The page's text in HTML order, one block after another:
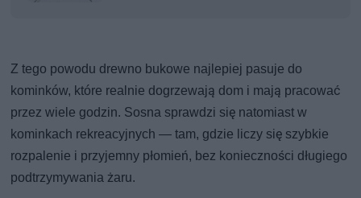
Z tego powodu drewno bukowe najlepiej pasuje do
kominków, które realnie dogrzewają dom i mają pracować
przez wiele godzin. Sosna sprawdzi się natomiast w
kominkach rekreacyjnych — tam, gdzie liczy się szybkie
rozpalenie i przyjemny płomień, bez konieczności długiego
podtrzymywania żaru.